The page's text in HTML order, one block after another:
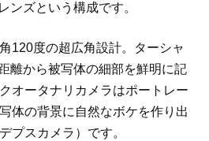
ンズという構成です。
120度の超広角設計。ターシャ
離から被写体の細部を鮮明に記
オータナリカメラはポートレー
体の背景に自然なボケを作り出
プスカメラ）です。